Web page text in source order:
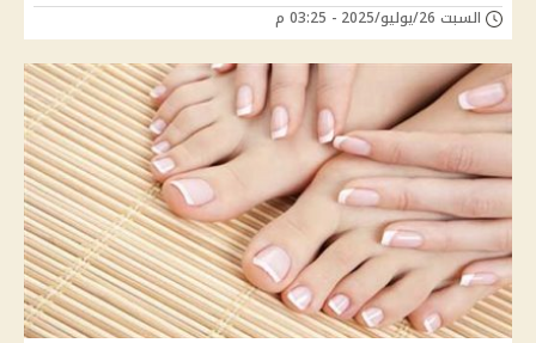
السبت 26/يوليو/2025 - 03:25 م